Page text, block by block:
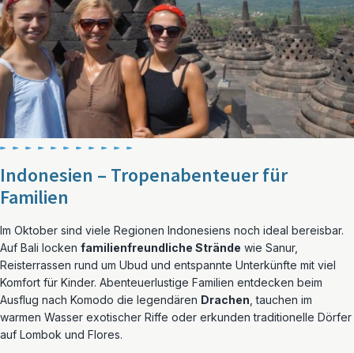
Indonesien – Tropenabenteuer für
Familien
Im Oktober sind viele Regionen Indonesiens noch ideal bereisbar.
Auf Bali locken familienfreundliche Strände wie Sanur,
Reisterrassen rund um Ubud und entspannte Unterkünfte mit viel
Komfort für Kinder. Abenteuerlustige Familien entdecken beim
Ausflug nach Komodo die legendären Drachen , tauchen im
warmen Wasser exotischer Riffe oder erkunden traditionelle Dörfer
auf Lombok und Flores.